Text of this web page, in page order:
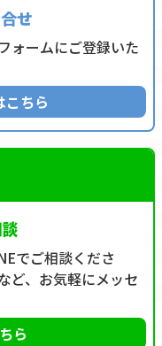
せ
ォームにご登録いた
こちら
でご相談くださ
ど、お気軽にメッセ
ら